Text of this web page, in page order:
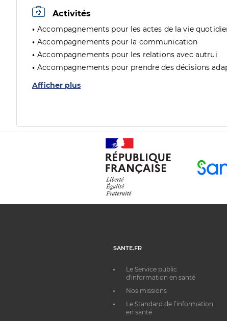
Activités
Accompagnements pour les actes de la vie
Accompagnements pour la communication
Accompagnements pour les relations avec autrui
Accompagnements pour prendre des décisions
Afficher plus
SANTE.FR
Le Service public
d'information en santé
Nos missions
Le Standard de l’information
en santé